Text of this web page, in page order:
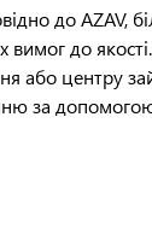
до AZAV,
вимог до
або центру
за